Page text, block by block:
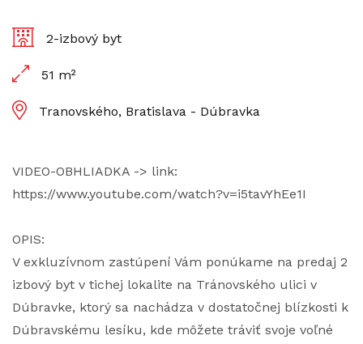
2-izbový byt
51 m²
Tranovského, Bratislava - Dúbravka
VIDEO-OBHLIADKA -> link:
https://www.youtube.com/watch?v=i5tavYhEe1I
OPIS:
V exkluzívnom zastúpení Vám ponúkame na predaj 2
izbový byt v tichej lokalite na Tránovského ulici v
Dúbravke, ktorý sa nachádza v dostatočnej blízkosti k
Dúbravskému lesíku, kde môžete tráviť svoje voľné